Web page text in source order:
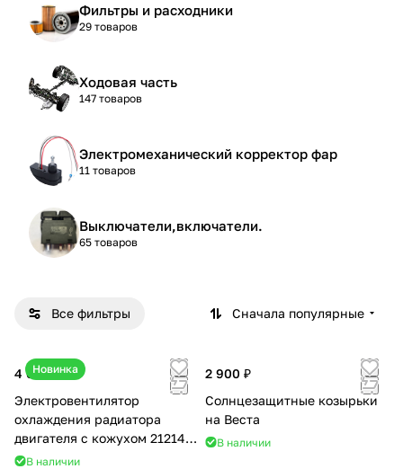
Фильтры и расходники
29 товаров
Ходовая часть
147 товаров
Электромеханический корректор фар
11 товаров
Выключатели,включатели.
65 товаров
Все фильтры Сначала популярные
Новинка
4 600 ₽
Электровентилятор
охлаждения радиатора
двигателя с кожухом 21214
2121-21213 ВАЛЕЕ 95
В наличии
2 900 ₽
Солнцезащитные козырьки
на Веста
В наличии